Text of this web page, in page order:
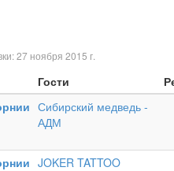
27 ноября 2015 г.
Гости
Сибирский медведь -
АДМ
JOKER TATTOO